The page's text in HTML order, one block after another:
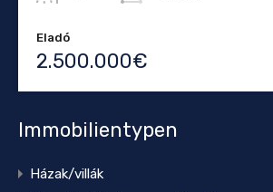
Eladó
2.500.000€
Immobilientypen
Házak/villák